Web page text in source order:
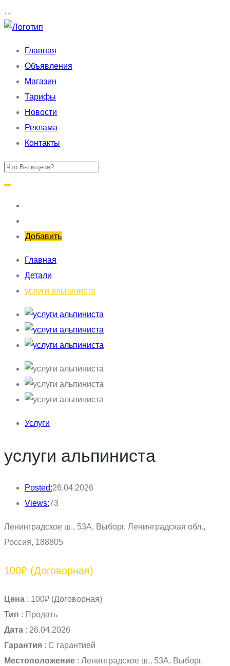
…
Главная
Объявления
Магазин
Тарифы
Новости
Реклама
Контакты
Добавить
Главная
Детали
услуги альпиниста
Услуги
услуги альпиниста
Posted:26.04.2026
Views:73
Ленинградское ш., 53А, Выборг, Ленинградская обл.,
Россия, 188805
100₽ (Договорная)
Цена : 100₽ (Договорная)
Тип : Продать
Дата : 26.04.2026
Гарантия : С гарантией
Местоположение : Ленинградское ш., 53А, Выборг,